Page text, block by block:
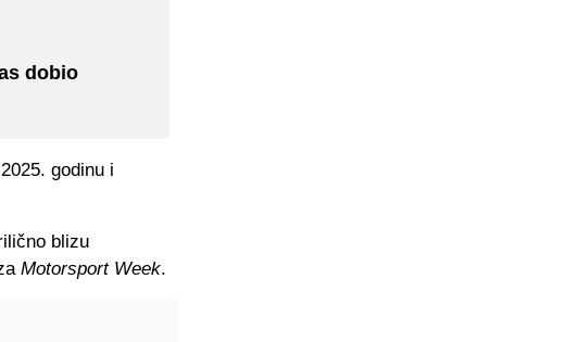
dobio
godinu i
blizu
Motorsport Week.